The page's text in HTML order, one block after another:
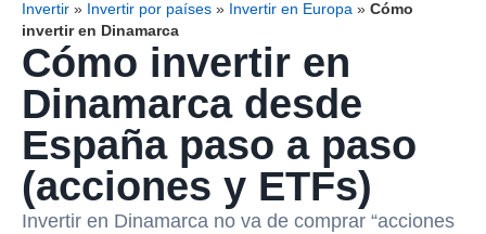
Invertir » Invertir por países » Invertir en Europa » Cómo
invertir en Dinamarca
Cómo invertir en
Dinamarca desde
España paso a paso
(acciones y ETFs)
Invertir en Dinamarca no va de comprar “acciones